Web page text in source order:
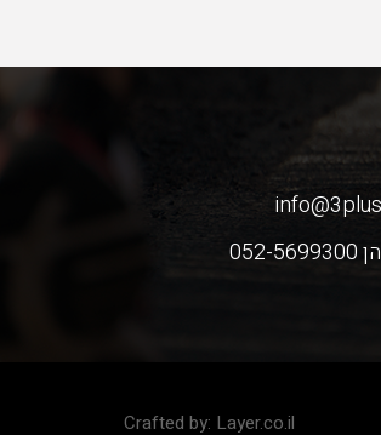
Crafted by: Layer.co.il